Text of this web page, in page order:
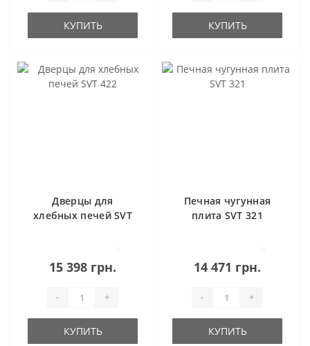
КУПИТЬ КУПИТЬ
Дверцы для
хлебных печей SVT
15 398 грн.
- +
КУПИТЬ
Печная чугунная
плита SVT 321
14 471 грн.
- +
КУПИТЬ